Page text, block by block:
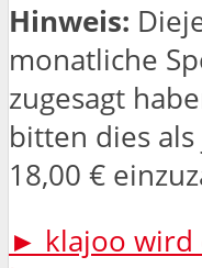
Hinweis:
monatliche
zugesagt
bitten dies
18,00 €
► klajoo wird